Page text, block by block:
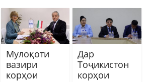
Мулоқоти
вазири
корҳои
Дар
Тоҷикистон
корҳои